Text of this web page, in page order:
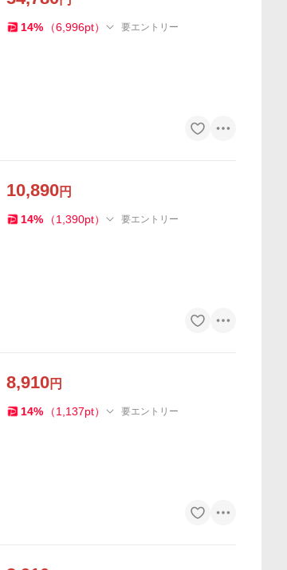
14% （6,996pt） 要エントリー
10,890円
14% （1,390pt） 要エントリー
8,910円
14% （1,137pt） 要エントリー